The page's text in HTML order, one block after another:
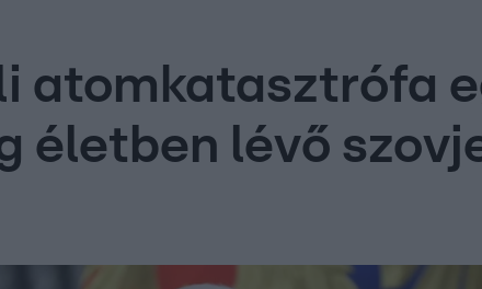
atomkatasztrófa
életben lévő